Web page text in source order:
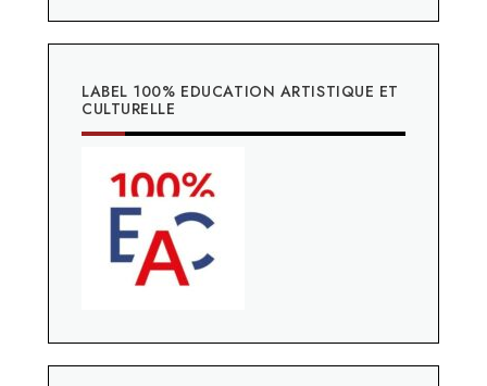
LABEL 100% EDUCATION ARTISTIQUE ET
CULTURELLE